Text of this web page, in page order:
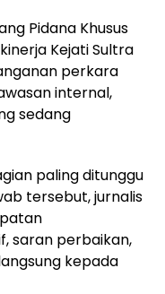
Pidana Khusus
Kejati Sultra
perkara
internal,
sedang
paling ditunggu
tersebut, jurnalis
saran perbaikan,
kepada